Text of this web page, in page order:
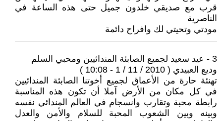
قرب مع صديقي خلدون جميل حتى هذه الساعة في
الناصرية
مودتي وتحيتي لك وافراح دائمة
3 - عيد سعيد لجميع الصابئة المندائيين ومحبي السلم
وديع العبيدي ( 2010 / 11 / 1 - 10:08 )
تهنئة حارة من الأعماق لجميع أخوتنا الصابئة المندائيين
في كل مكان من الأرض آملا أن تكون هذه المناسبة
رابطة محبة وتقارب وانسجام في العالم المندائي نفسه
وبينه وبين الشعوب المحبة للسلام والأمن والعدل